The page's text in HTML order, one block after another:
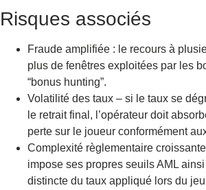
Risques associés
Fraude amplifiée : le recours à
plus de fenêtres exploitées par les
“bonus hunting”.
Volatilité des taux – si le taux se
le retrait final, l’opérateur doit
perte sur le joueur conformément
Complexité règlementaire
impose ses propres seuils AML
distincte du taux appliqué lors du